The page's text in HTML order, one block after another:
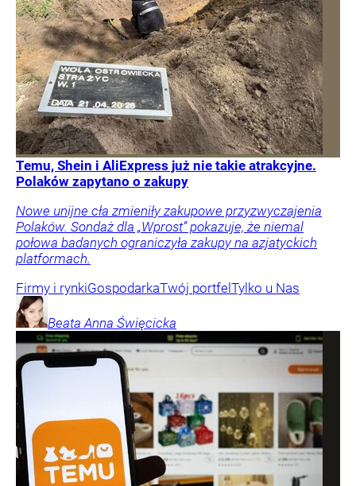
Temu, Shein i AliExpress już nie takie atrakcyjne.
Polaków zapytano o zakupy
Nowe unijne cła zmieniły zakupowe przyzwyczajenia
Polaków. Sondaż dla „Wprost” pokazuje, że niemal
połowa badanych ograniczyła zakupy na azjatyckich
platformach.
Firmy i rynkiGospodarkaTwój portfel Tylko u Nas
Beata Anna Święcicka